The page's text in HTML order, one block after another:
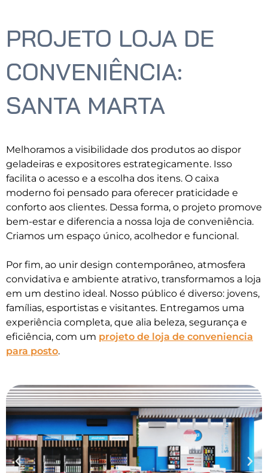
PROJETO LOJA DE
CONVENIÊNCIA:
SANTA MARTA
Melhoramos a visibilidade dos produtos ao dispor
geladeiras e expositores estrategicamente. Isso
facilita o acesso e a escolha dos itens. O caixa
moderno foi pensado para oferecer praticidade e
conforto aos clientes. Dessa forma, o projeto promove
bem-estar e diferencia a nossa loja de conveniência.
Criamos um espaço único, acolhedor e funcional.
Por fim, ao unir design contemporâneo, atmosfera
convidativa e ambiente atrativo, transformamos a loja
em um destino ideal. Nosso público é diverso: jovens,
famílias, esportistas e visitantes. Entregamos uma
experiência completa, que alia beleza, segurança e
eficiência, com um projeto de loja de conveniencia
para posto.